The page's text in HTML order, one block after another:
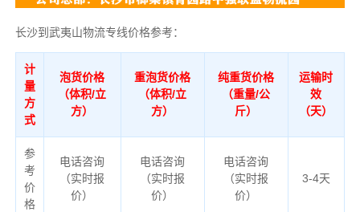
长沙到武夷山物流专线价格参考：
计
量
方
式
泡货价格
（体积/立
方）
重泡货价格
（体积/立
方）
纯重货价格
（重量/公
斤）
运输时
效
（天）
参
考
价
格
电话咨询
（实时报
价）
电话咨询
（实时报
价）
电话咨询
（实时报
价）
3-4天